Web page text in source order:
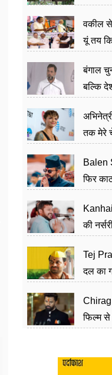
वकील से
यूं तय
बंगाल
बल्कि
तक मेरे
Balen
फिर
की
Tej
दल का
फिल्म से